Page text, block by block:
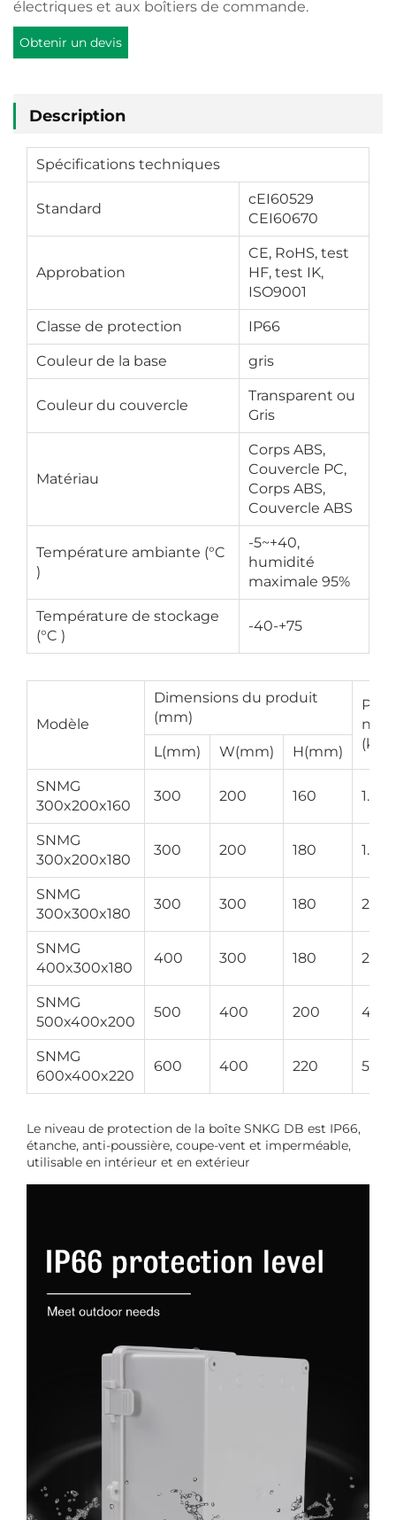
électriques et aux boîtiers de commande.
Obtenir un devis
Description
Spécifications techniques
Standard
cEI60529
CEI60670
Approbation
CE, RoHS, test
HF, test IK,
ISO9001
Classe de protection IP66
Couleur de la base gris
Couleur du couvercle
Transparent ou
Gris
Matériau
Corps ABS,
Couvercle PC,
Corps ABS,
Couvercle ABS
Température ambiante (°C
)
-5~+40,
humidité
maximale 95%
Température de stockage
(°C )
-40-+75
Modèle
Dimensions du produit
(mm)
net
(kg)
L(mm) W(mm) H(mm)
SNMG
300x200x160
300 200 160 1.43
SNMG
300x200x180
300 200 180 1.49
SNMG
300x300x180
300 300 180 2.05
SNMG
400x300x180
400 300 180 2.58
SNMG
500x400x200
500 400 200 4.00
SNMG
600x400x220
600 400 220 5.33
Le niveau de protection de la boîte SNKG DB est IP66,
étanche, anti-poussière, coupe-vent et imperméable,
utilisable en intérieur et en extérieur